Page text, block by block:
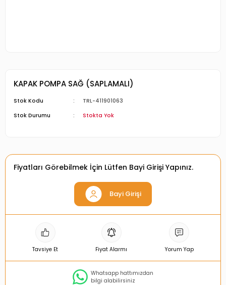
KAPAK POMPA SAĞ (SAPLAMALI)
Stok Kodu
TRL-411901063
Stok Durumu
Stokta Yok
Fiyatları Görebilmek İçin Lütfen Bayi Girişi Yapınız.
Bayi Girişi
Tavsiye Et Fiyat Alarmı Yorum Yap
Whatsapp hattımızdan
bilgi alabilirsiniz